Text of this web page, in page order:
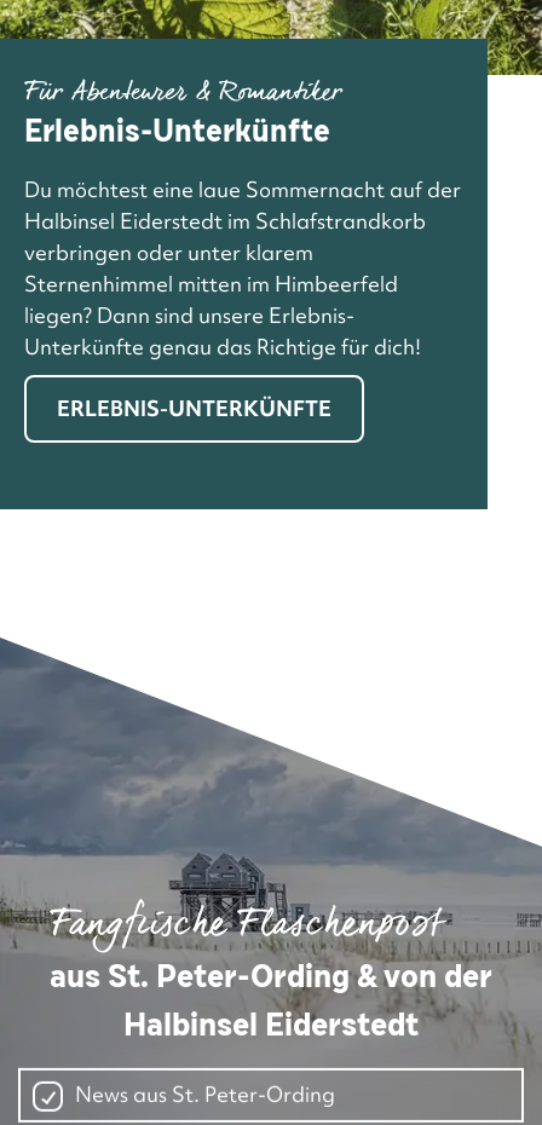
Für Abenteurer & Romantiker
Erlebnis-Unterkünfte
Du möchtest eine laue Sommernacht auf der
Halbinsel Eiderstedt im Schlafstrandkorb
verbringen oder unter klarem
Sternenhimmel mitten im Himbeerfeld
liegen? Dann sind unsere Erlebnis-
Unterkünfte genau das Richtige für dich!
ERLEBNIS-UNTERKÜNFTE
Fangfrische Flaschenpost
aus St. Peter-Ording & von der
Halbinsel Eiderstedt
News aus St. Peter-Ording